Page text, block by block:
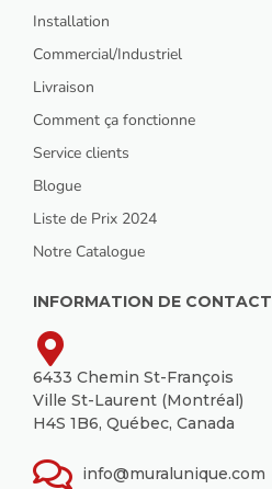
Installation
Commercial/Industriel
Livraison
Comment ça fonctionne
Service clients
Blogue
Liste de Prix 2024
Notre Catalogue
INFORMATION DE CONTACT
6433 Chemin St-François
Ville St-Laurent (Montréal)
H4S 1B6, Québec, Canada
info@muralunique.com